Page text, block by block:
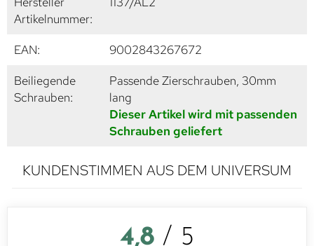
Artikelnummer:
EAN:
9002843267672
Beiliegende
Schrauben:
Passende Zierschrauben, 30mm
lang
Dieser Artikel wird mit passenden
Schrauben geliefert
KUNDENSTIMMEN AUS DEM UNIVERSUM
4,8 / 5